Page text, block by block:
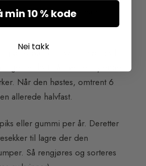
gråte. Det er derfor man
gjøres på treet over en periode
er hvit når den er flytende
Når den høstes, omtrent 6
allerede halvfast.
eller gummi per år. Deretter
til lagre der den
Så rengjøres og sorteres
min 10 % kode
Nei takk